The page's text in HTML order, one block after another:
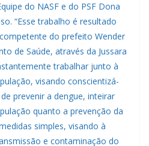
do NASF e do PSF Dona
“Esse trabalho é resultado
do prefeito Wender
de Saúde, através da Jussara
trabalhar junto à
visando conscientizá-
prevenir a dengue, inteirar
quanto a prevenção da
simples, visando à
e contaminação do